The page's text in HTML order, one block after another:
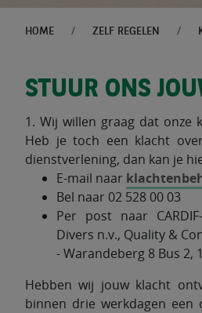
HOME ZELF REGELEN
STUUR ONS
1. Wij willen graag dat onze
Heb je toch een klacht
dienstverlening, dan kan je
E-mail naar
Bel naar 02 528 00 03
Per post naar
Divers n.v., Quality &
- Warandeberg 8 Bus 2,
Hebben wij jouw klacht
binnen drie werkdagen een